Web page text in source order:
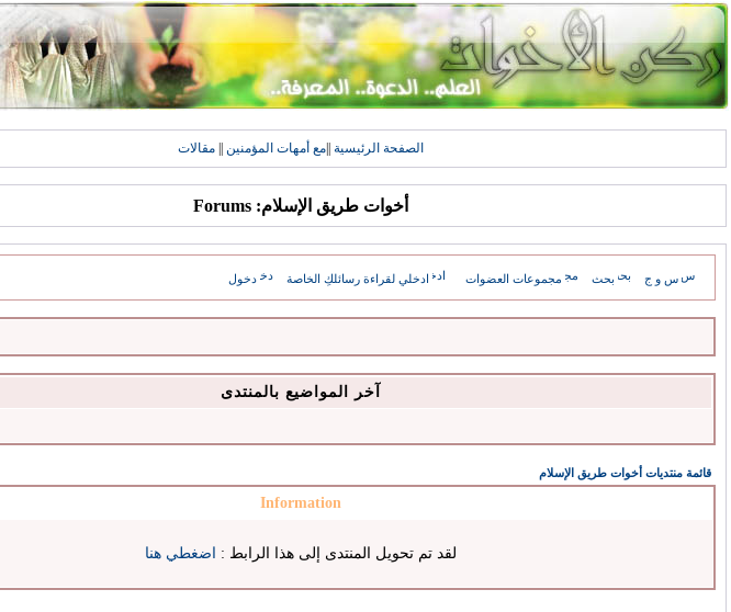
الصفحة الرئيسية مع أمهات المؤمنين مقالات
أخوات طريق الإسلام: Forums
س و ج بحث مجموعات العضوات ادخلي لقراءة رسائلكِ الخاصة دخول
آخر المواضيع بالمنتدى
قائمة منتديات أخوات طريق الإسلام
Information
لقد تم تحويل المنتدى إلى هذا الرابط : اضغطي هنا